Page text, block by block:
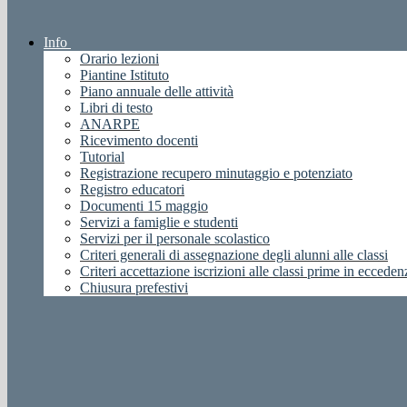
Info
Orario lezioni
Piantine Istituto
Piano annuale delle attività
Libri di testo
ANARPE
Ricevimento docenti
Tutorial
Registrazione recupero minutaggio e potenziato
Registro educatori
Documenti 15 maggio
Servizi a famiglie e studenti
Servizi per il personale scolastico
Criteri generali di assegnazione degli alunni alle classi
Criteri accettazione iscrizioni alle classi prime in
Chiusura prefestivi